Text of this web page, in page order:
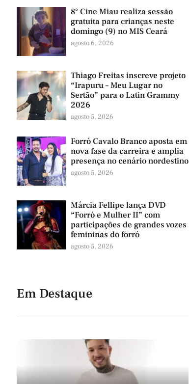
8° Cine Miau realiza sessão
gratuita para crianças neste
domingo (9) no MIS Ceará
agosto 6, 2026
Thiago Freitas inscreve projeto
“Irapuru – Meu Lugar no
Sertão” para o Latin Grammy
2026
agosto 5, 2026
Forró Cavalo Branco aposta em
nova fase da carreira e amplia
presença no cenário nordestino
agosto 5, 2026
Márcia Fellipe lança DVD
“Forró e Mulher II” com
participações de grandes vozes
femininas do forró
agosto 5, 2026
Em Destaque